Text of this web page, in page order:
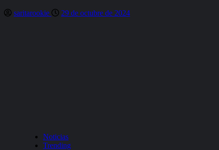
saritarookie 29 de octubre de 2024
Noticias
Trending